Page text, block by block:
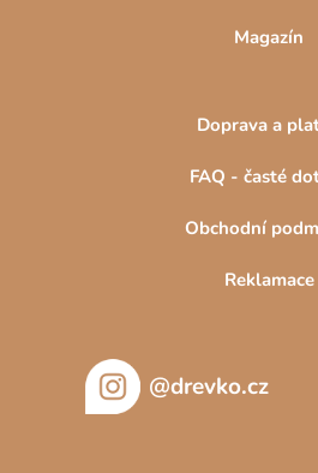
Magazín
Doprava a
FAQ - časté
Obchodní
Reklamace
@drevko.cz